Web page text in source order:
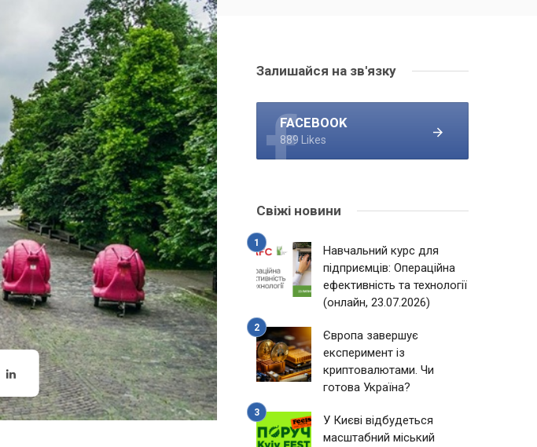
Залишайся на зв'язку
FACEBOOK
889 Likes
Свіжі новини
Навчальний курс для
підприємців: Операційна
ефективність та технології
(онлайн, 23.07.2026)
Європа завершує
експеримент із
криптовалютами. Чи
готова Україна?
У Києві відбудеться
масштабний міський